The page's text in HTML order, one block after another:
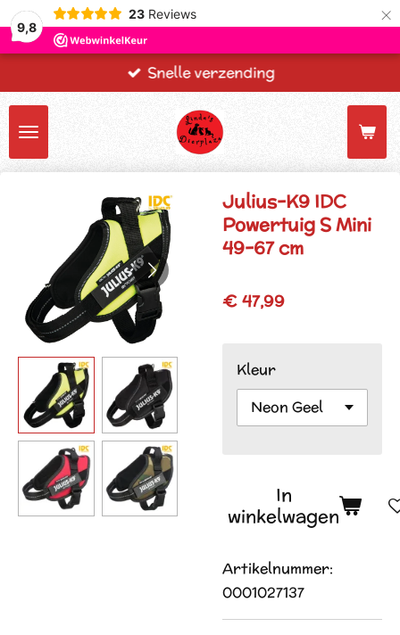
9,8
23 Reviews ×
Snelle verzending
Julius-K9 IDC
Powertuig S Mini
49-67 cm
€ 47,99
Kleur
In
winkelwagen
Artikelnummer:
0001027137